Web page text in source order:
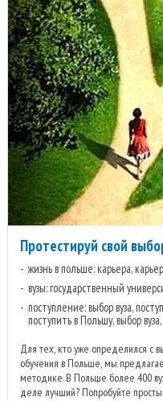
Протестируй свой
жизнь в польше: карьера,
вузы: государственный
поступление: выбор вуза,
поступить в Польшу, выбор
Для тех, кто уже определился с
обучения в Польше, мы
методике. В Польше более 400
деле лучший? Попробуйте